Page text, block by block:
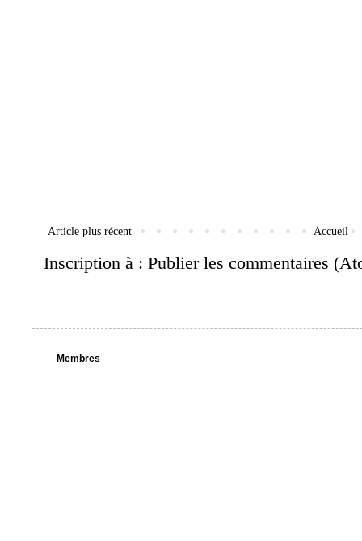
Article plus récent Accueil
Inscription à : Publier les commentaires
Membres